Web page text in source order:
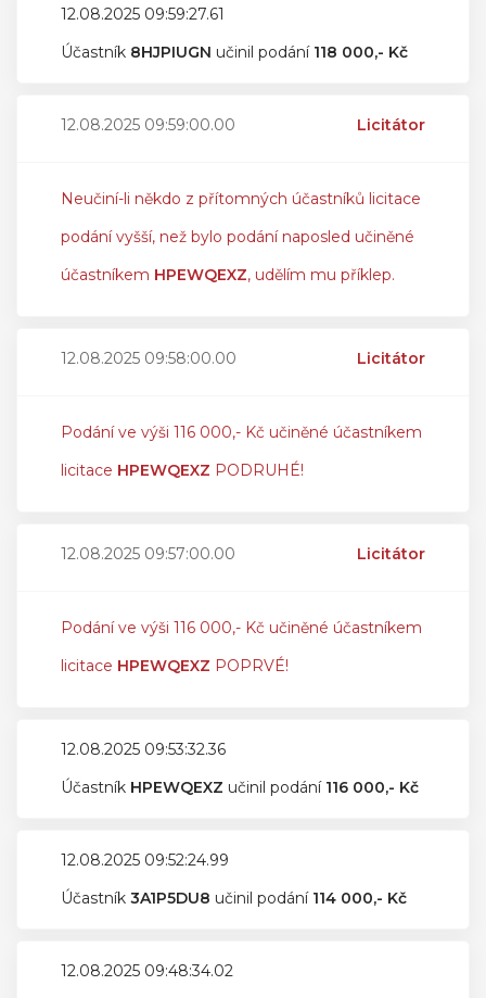
12.08.2025 09:59:27.61
Účastník 8HJPIUGN učinil podání 118 000,- Kč
12.08.2025 09:59:00.00 Licitátor
Neučiní-li někdo z přítomných účastníků licitace
podání vyšší, než bylo podání naposled učiněné
účastníkem HPEWQEXZ, udělím mu příklep.
12.08.2025 09:58:00.00 Licitátor
Podání ve výši 116 000,- Kč učiněné účastníkem
licitace HPEWQEXZ PODRUHÉ!
12.08.2025 09:57:00.00 Licitátor
Podání ve výši 116 000,- Kč učiněné účastníkem
licitace HPEWQEXZ POPRVÉ!
12.08.2025 09:53:32.36
Účastník HPEWQEXZ učinil podání 116 000,- Kč
12.08.2025 09:52:24.99
Účastník 3A1P5DU8 učinil podání 114 000,- Kč
12.08.2025 09:48:34.02